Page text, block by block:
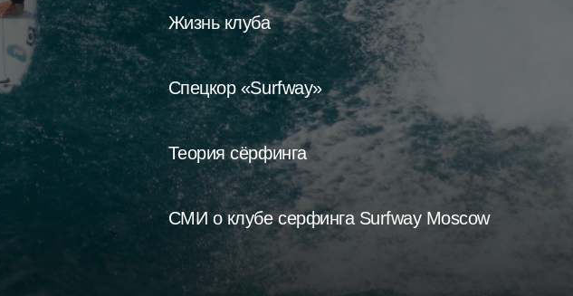
Жизнь клуба
Спецкор «Surfway»
Теория сёрфинга
СМИ о клубе серфинга Surfway Moscow